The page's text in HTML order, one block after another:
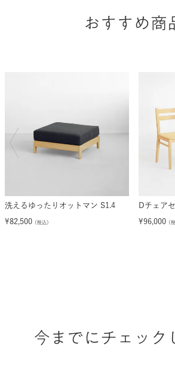
おすすめ商
洗えるゆったりオットマン S1.4
¥82,500 （税込）
Dチェア
¥96,000 （
今までにチェック